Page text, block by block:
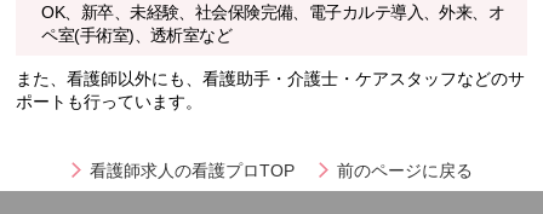
OK、新卒、未経験、社会保険完備、電子カルテ導入、外来、オ
ペ室(手術室)、透析室など
また、看護師以外にも、看護助手・介護士・ケアスタッフなどのサ
ポートも行っています。
看護師求人の看護プロTOP 前のページに戻る